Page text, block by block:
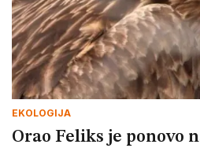
EKOLOGIJA
Orao Feliks je ponovo